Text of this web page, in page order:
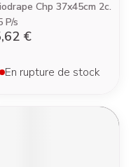
Chp 37x45cm 2c.
P/s
€
En rupture de stock